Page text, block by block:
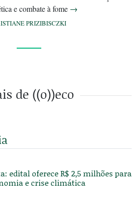
e combate à fome →
PRIZIBISCZKI
de ((o))eco
edital oferece R$ 2,5 milhões para
e crise climática